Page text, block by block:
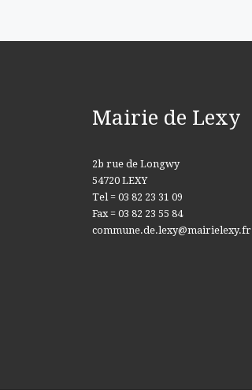
Mairie de Lexy
2b rue de Longwy
54720 LEXY
Tel = 03 82 23 31 09
Fax = 03 82 23 55 84
commune.de.lexy@mairielexy.fr